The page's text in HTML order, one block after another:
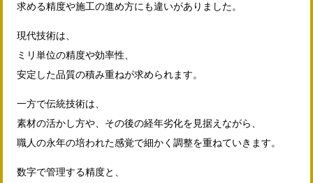
求める精度や施工の進め方にも違いがありました。
現代技術は、
ミリ単位の精度や効率性、
安定した品質の積み重ねが求められます。
一方で伝統技術は、
素材の活かし方や、その後の経年劣化を見据えながら、
職人の永年の培われた感覚で細かく調整を重ねていきます。
数字で管理する精度と、